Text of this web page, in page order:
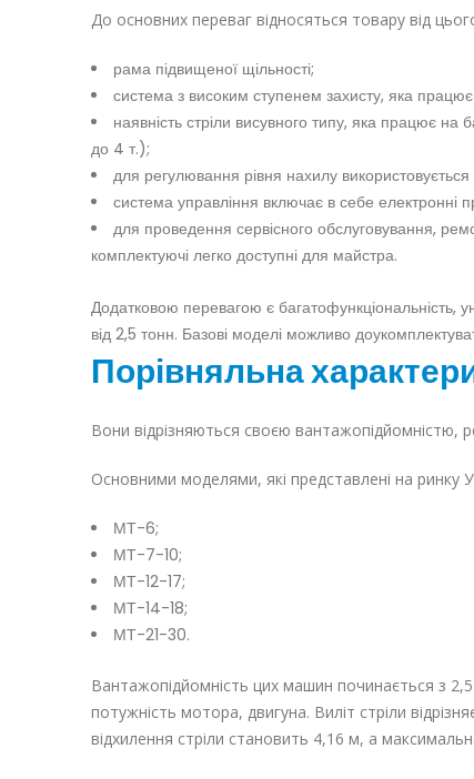
До основних переваг відносяться товару від
рама підвищеної щільності;
система з високим ступенем захисту, яка
наявність стріли висувного типу, яка працює на
до 4 т.);
для регулювання рівня нахилу
система управління включає в себе електронні
для проведення сервісного обслуговування,
комплектуючі легко доступні для майстра.
Додатковою перевагою є багатофункціональність,
від 2,5 тонн. Базові моделі можливо
Порівняльна
Вони відрізняються своєю вантажопідйомністю,
Основними моделями, які представлені на ринку
МТ-6;
МТ-7-10;
МТ-12-17;
МТ-14-18;
МТ-21-30.
Вантажопідйомність цих машин починається з
потужність мотора, двигуна. Виліт стріли
відхилення стріли становить 4,16 м, а